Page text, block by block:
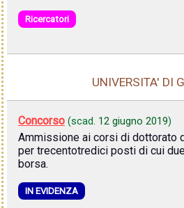
Ricercatori
UNIVERSITA' DI
Concorso (scad. 12 giugno 2019)
Ammissione ai corsi di dottorato
per trecentotredici posti di cui
borsa.
IN EVIDENZA